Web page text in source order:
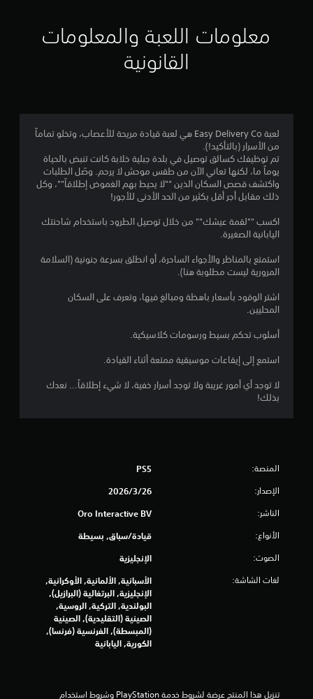
ن
م
ن
5
و
ج
م
0
م
ن
معلومات اللعبة والمعلومات
القانونية
لعبة Easy Delivery Co هي لعبة قيادة مريحة للأعصاب، وتخلو تماماً
من الأسرار (بالتأكيد!).
تم توظيفك كسائق توصيل في بلدة جبلية خلابة كانت تنبض بالحياة
يوماً ما، لكنها تعاني الآن من طقس موحش لا يرحم. وصّل الطلبات
واكتشف قصص السكان الذين ""لا يحيط بهم الغموض إطلاقاً""، وكل
ذلك مقابل أجر أقل بكثير من الحد الأدنى للأجور!
اكسب ""لقمة عيشك"" من خلال توصيل الطرود باستخدام شاحنتك
اليابانية الصغيرة.
استمتع بالمناظر والأجواء الساحرة، أو انطلق بسرعة جنونية (السلامة
المرورية ليست مطلوبة هنا).
اشتر الوقود بأسعار باهظة ومبالغ فيها، وتعرف على السكان
المحليين.
أسلوب تحكم بسيط ورسومات كلاسيكية.
استمع إلى إيقاعات موسيقية ممتعة أثناء القيادة.
لا توجد أي أمور غريبة ولا توجد أسرار خفية، لا شيء إطلاقاً... نعدك
بذلك!
المنصة: PS5
الإصدار: 26‏/3‏/2026
الناشر: Oro Interactive BV
الأنواع: قيادة/سباق, بسيطة
الصوت: الإنجليزية
لغات الشاشة:
الأسبانية, الألمانية, الأوكرانية,
الإنجليزية, البرتغالية (البرازيل),
البولندية, التركية, الروسية,
الصينية (التقليدية), الصينية
(المبسطة), الفرنسية (فرنسا),
الكورية, اليابانية